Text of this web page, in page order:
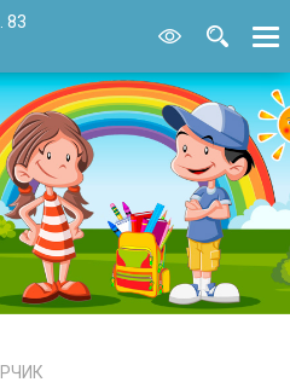
Версия для
83